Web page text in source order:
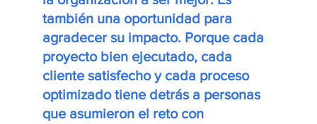
también una oportunidad para
agradecer su impacto. Porque cada
proyecto bien ejecutado, cada
cliente satisfecho y cada proceso
optimizado tiene detrás a personas
que asumieron el reto con